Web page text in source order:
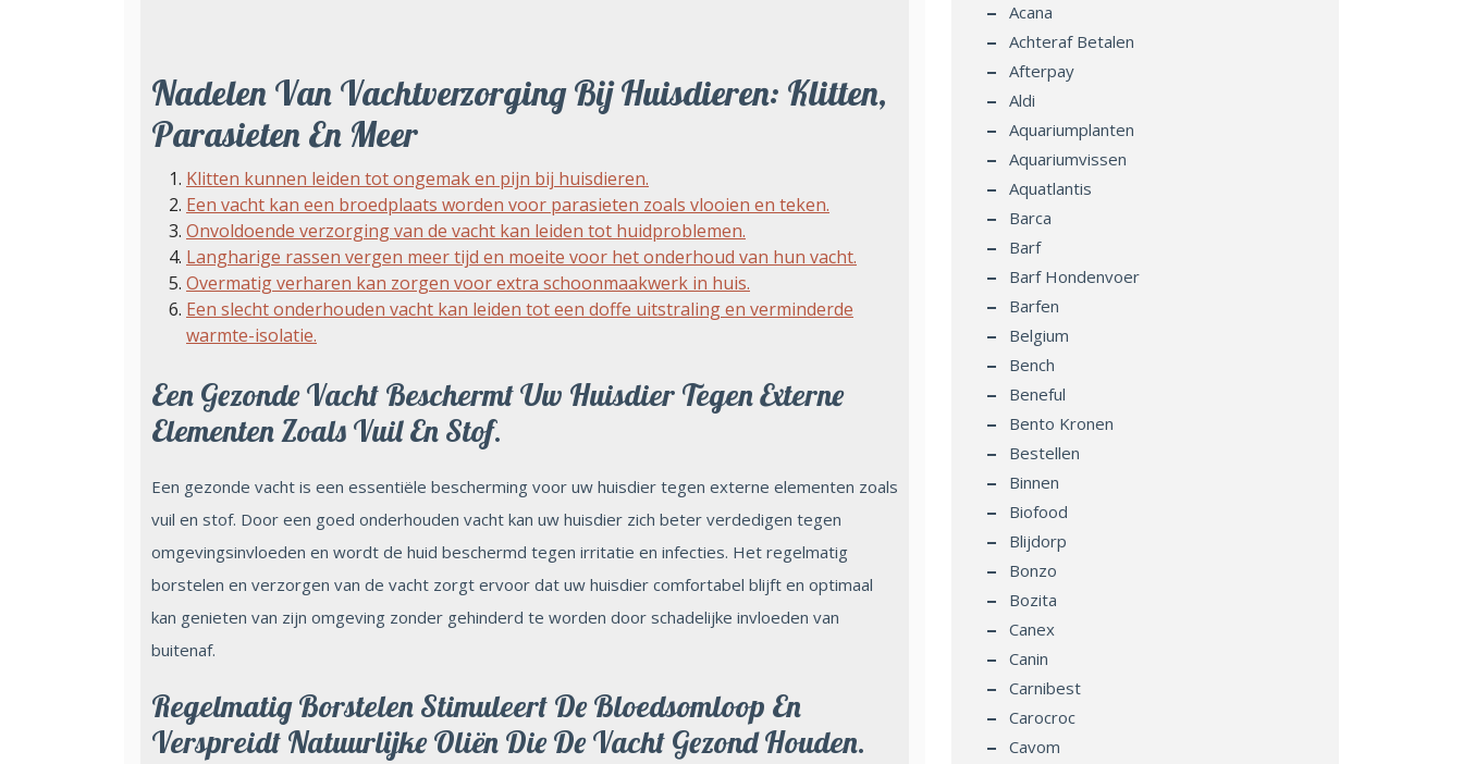
Nadelen Van Vachtverzorging Bij Huisdieren: Klitten,
Parasieten En Meer
Klitten kunnen leiden tot ongemak en pijn bij huisdieren.
Een vacht kan een broedplaats worden voor parasieten zoals vlooien en teken.
Onvoldoende verzorging van de vacht kan leiden tot huidproblemen.
Langharige rassen vergen meer tijd en moeite voor het onderhoud van hun vacht.
Overmatig verharen kan zorgen voor extra schoonmaakwerk in huis.
Een slecht onderhouden vacht kan leiden tot een doffe uitstraling en verminderde
warmte-isolatie.
Een Gezonde Vacht Beschermt Uw Huisdier Tegen Externe
Elementen Zoals Vuil En Stof.
Een gezonde vacht is een essentiële bescherming voor uw huisdier tegen externe elementen zoals
vuil en stof. Door een goed onderhouden vacht kan uw huisdier zich beter verdedigen tegen
omgevingsinvloeden en wordt de huid beschermd tegen irritatie en infecties. Het regelmatig
borstelen en verzorgen van de vacht zorgt ervoor dat uw huisdier comfortabel blijft en optimaal
kan genieten van zijn omgeving zonder gehinderd te worden door schadelijke invloeden van
buitenaf.
Regelmatig Borstelen Stimuleert De Bloedsomloop En
Verspreidt Natuurlijke Oliën Die De Vacht Gezond Houden.
Acana
Achteraf Betalen
Afterpay
Aldi
Aquariumplanten
Aquariumvissen
Aquatlantis
Barca
Barf
Barf Hondenvoer
Barfen
Belgium
Bench
Beneful
Bento Kronen
Bestellen
Binnen
Biofood
Blijdorp
Bonzo
Bozita
Canex
Canin
Carnibest
Carocroc
Cavom